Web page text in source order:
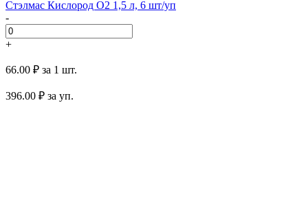
Стэлмас Кислород O2 1,5 л, 6 шт/уп
-
+
66.00 ₽ за 1 шт.
396.00 ₽ за уп.